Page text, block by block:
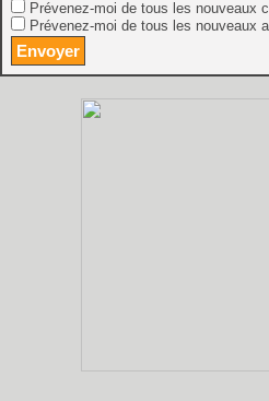
Prévenez-moi de tous les nouveaux
Prévenez-moi de tous les nouveaux